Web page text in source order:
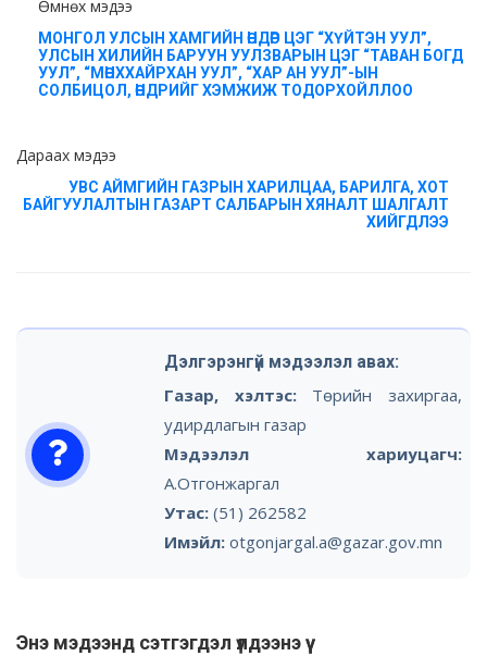
Өмнөх мэдээ
МОНГОЛ УЛСЫН ХАМГИЙН ӨНДӨР ЦЭГ “ХҮЙТЭН УУЛ”,
УЛСЫН ХИЛИЙН БАРУУН УУЛЗВАРЫН ЦЭГ “ТАВАН БОГД
УУЛ”, “МӨНХХАЙРХАН УУЛ”, “ХАР АН УУЛ”-ЫН
СОЛБИЦОЛ, ӨНДРИЙГ ХЭМЖИЖ ТОДОРХОЙЛЛОО
Дараах мэдээ
УВС АЙМГИЙН ГАЗРЫН ХАРИЛЦАА, БАРИЛГА, ХОТ
БАЙГУУЛАЛТЫН ГАЗАРТ САЛБАРЫН ХЯНАЛТ ШАЛГАЛТ
ХИЙГДЛЭЭ
Дэлгэрэнгүй мэдээлэл авах:
Газар, хэлтэс: Төрийн захиргаа,
удирдлагын газар
Мэдээлэл хариуцагч:
А.Отгонжаргал
Утас: (51) 262582
Имэйл: otgonjargal.a@gazar.gov.mn
Энэ мэдээнд сэтгэгдэл үлдээнэ үү